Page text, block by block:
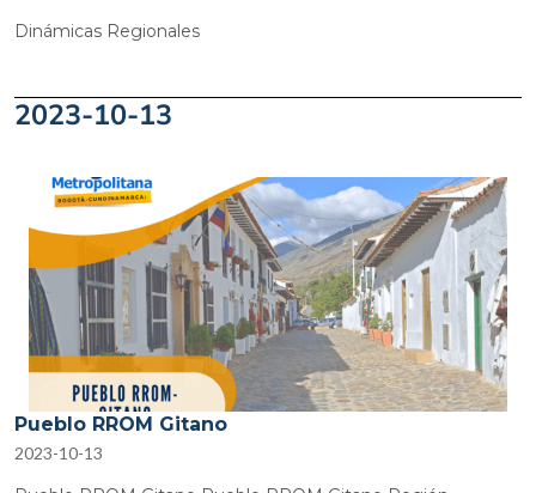
Dinámicas Regionales
2023-10-13
Pueblo RROM Gitano
2023-10-13